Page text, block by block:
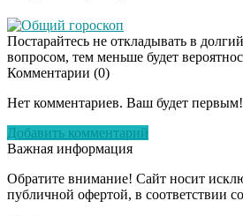
Общий гороскоп
Постарайтесь не откладывать в
вопросом, тем меньше будет
Комментарии (0)
Нет комментариев. Ваш будет первым!
Добавить комментарий
Важная информация
Обратите внимание! Сайт носит
публичной офертой, в соответствии